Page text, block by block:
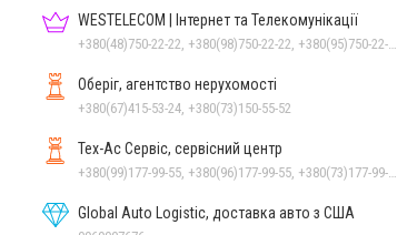
WESTELECOM | Інтернет та Телекомунікації
Оберіг, агентство нерухомості
+380(67)415-53-24, +380(73)150-55-52
Тех-Ас Сервіс, сервісний центр
Global Auto Logistic, доставка авто з США